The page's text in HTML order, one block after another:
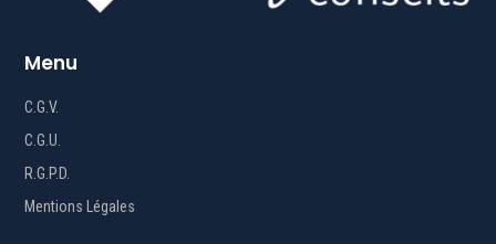
Menu
C.G.V.
C.G.U.
R.G.P.D.
Mentions Légales